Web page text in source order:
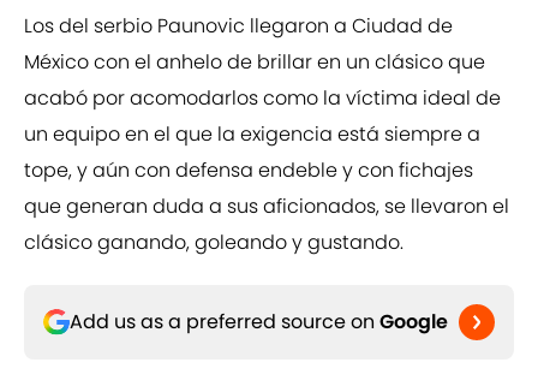
Los del serbio Paunovic llegaron a Ciudad de
México con el anhelo de brillar en un clásico que
acabó por acomodarlos como la víctima ideal de
un equipo en el que la exigencia está siempre a
tope, y aún con defensa endeble y con fichajes
que generan duda a sus aficionados, se llevaron el
clásico ganando, goleando y gustando.
Add us as a preferred source on Google